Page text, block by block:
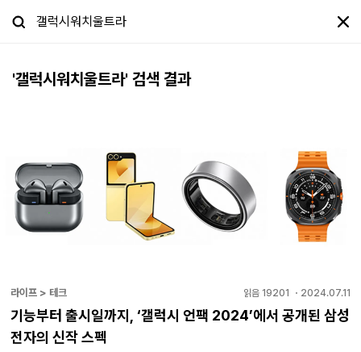
'갤럭시워치울트라' 검색 결과
라이프 > 테크 읽음 19201 ・ 2024.07.11
기능부터 출시일까지, ‘갤럭시 언팩 2024’에서 공개된 삼성
전자의 신작 스펙